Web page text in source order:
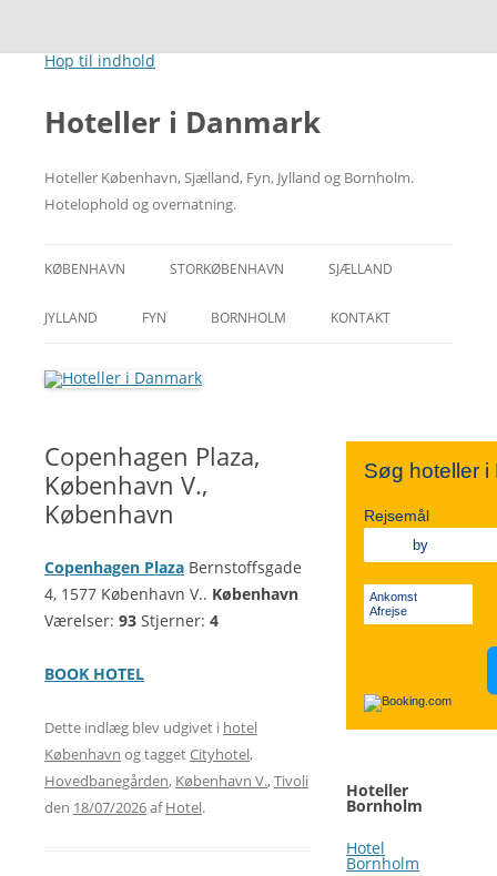
Hop til indhold
Hoteller i Danmark
Hoteller København, Sjælland, Fyn, Jylland og Bornholm.
Hotelophold og overnatning.
KØBENHAVN
CITY
TIVOLI
KØBENHAVN V.
KØBENHAVN K.
STORKØBENHAVN SJÆLLAND
NORDSJÆLLAND
JYLLAND
NORDJYLLAND
MIDTJYLLAND
VESTJYLLAND
FYN BORNHOLM KONTAKT
Copenhagen Plaza,
København V.,
København
Copenhagen Plaza Bernstoffsgade
4, 1577 København V.. København
Værelser: 93 Stjerner: 4
BOOK HOTEL
Dette indlæg blev udgivet i hotel
København og taggetCityhotel,
Hovedbanegården, København V.,Tivoli
den 18/07/2026afHotel.
Søg hoteller i
Rejsemål
Ankomst
Afrejse
Hoteller
Bornholm
Hotel
Bornholm